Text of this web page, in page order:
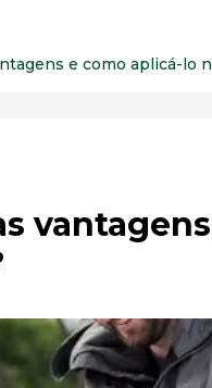
e como aplicá-lo